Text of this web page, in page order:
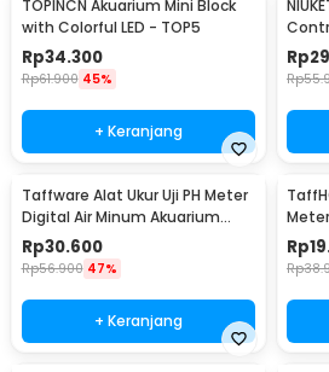
TOPINCN Akuarium Mini Block
with Colorful LED - TOP5
Rp34.300
Rp61.900 45%
+ Keranjang
Rp
Rp
Taffware Alat Ukur Uji PH Meter
Digital Air Minum Akuarium
Tester - PH02
Rp30.600
Rp56.900 47%
+ Keranjang
Rp
Rp